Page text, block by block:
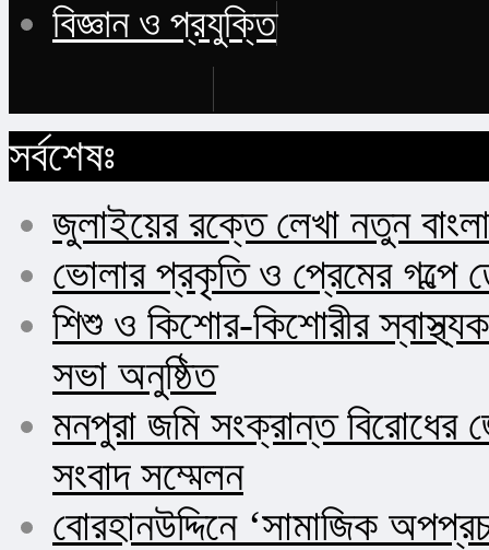
বিজ্ঞান ও প্রযুক্তি
সর্বশেষঃ
জুলাইয়ের রক্তে লেখা নতুন
ভোলার প্রকৃতি ও প্রেমের গল্পে
শিশু ও কিশোর-কিশোরীর
সভা অনুষ্ঠিত
মনপুরা জমি সংক্রান্ত বিরোধের
সংবাদ সম্মেলন
বোরহানউদ্দিনে ‘সামাজিক